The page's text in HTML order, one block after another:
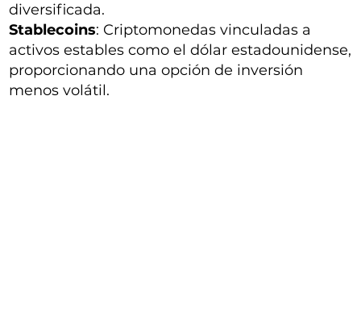
diversificada.
Stablecoins: Criptomonedas vinculadas a
activos estables como el dólar estadounidense,
proporcionando una opción de inversión
menos volátil.